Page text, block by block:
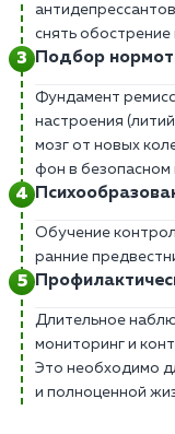
снять обострение
Подбор
Фундамент
настроения
мозг от новых
фон в безопасном
Обучение
ранние
Длительное
мониторинг и
Это необходимо
и полноценной